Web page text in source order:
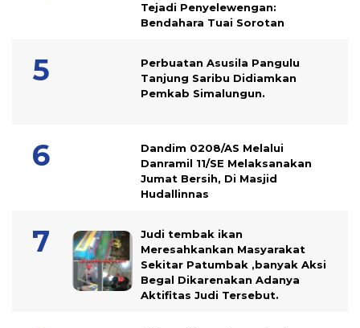
Tejadi Penyelewengan:
Bendahara Tuai Sorotan
Perbuatan Asusila Pangulu
Tanjung Saribu Didiamkan
Pemkab Simalungun.
Dandim 0208/AS Melalui
Danramil 11/SE Melaksanakan
Jumat Bersih, Di Masjid
Hudallinnas
Judi tembak ikan
Meresahkankan Masyarakat
Sekitar Patumbak ,banyak Aksi
Begal Dikarenakan Adanya
Aktifitas Judi Tersebut.